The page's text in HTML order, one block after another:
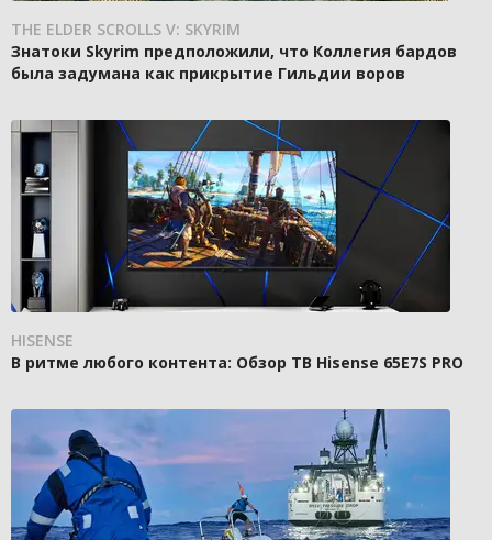
THE ELDER SCROLLS V: SKYRIM
Знатоки Skyrim предположили, что Коллегия бардов
была задумана как прикрытие Гильдии воров
HISENSE
В ритме любого контента: Обзор ТВ Hisense 65E7S PRO